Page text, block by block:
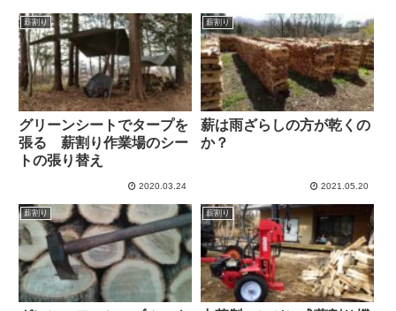
薪割り
グリーンシートでタープを
張る 薪割り作業場のシー
トの張り替え
2020.03.24
薪割り
薪は雨ざらしの方が乾くの
か？
2021.05.20
薪割り 薪割り